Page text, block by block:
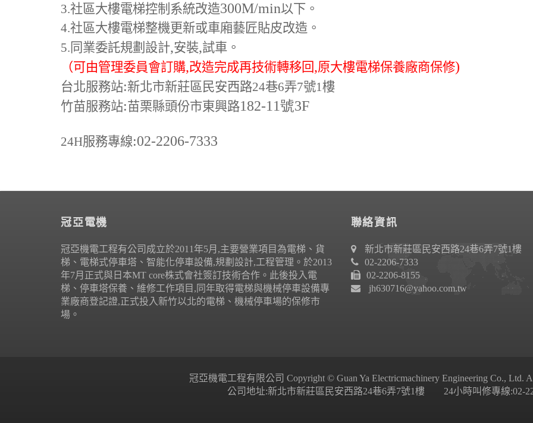
3.社區大樓電梯控制系統改造300M/min以下。
4.社區大樓電梯整機更新或車廂藝匠貼皮改造。
5. 同業委託規劃設計,安裝,試車。
（可由管理委員會訂購,改造完成再技術轉移回,原大樓電梯保養廠商保修)
台北服務站:新北市新莊區民安西路24巷6弄7號1樓
竹苗服務站:苗栗縣頭份市東興路182-11號3F
24H服務專線:02-2206-7333
冠亞電機
冠亞機電工程有公司成立於2011年5月,主要營業項目為電梯、貨
梯、電梯式停車塔、智能化停車設備,規劃設計,工程管理。於2013
年7月正式與日本MT core株式會社簽訂技術合作。此後投入電
梯、停車塔保養、維修工作項目,同年取得電梯與機械停車設備專
業廠商登記證,正式投入新竹以北的電梯、機械停車場的保修市
場。
聯絡資訊
新北市新莊區民安西路24巷6弄7號1樓
02-2206-7333
02-2206-8155
jh630716@yahoo.com.tw
冠亞機電工程有限公司 Copyright © Guan Ya Electricmachinery Engineering Co., Ltd.
公司地址:新北市新莊區民安西路24巷6弄7號1樓 24小時叫修專線:02-